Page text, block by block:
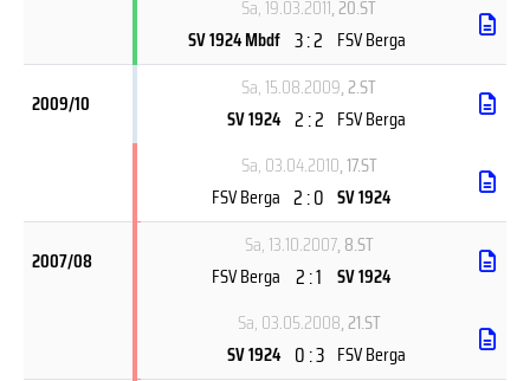
Sa, 19.03.2011, 20.ST
SV 1924 Mbdf 3 : 2 FSV Berga
2009/10
Sa, 15.08.2009, 2.ST
SV 1924 2 : 2 FSV Berga
Sa, 03.04.2010, 17.ST
FSV Berga 2 : 0 SV 1924
2007/08
Sa, 13.10.2007, 8.ST
FSV Berga 2 : 1 SV 1924
Sa, 03.05.2008, 21.ST
SV 1924 0 : 3 FSV Berga